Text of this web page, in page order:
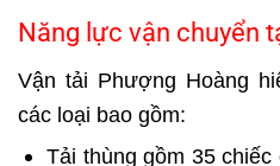
Năng lực vận chuyển
Vận tải Phượng Hoàng
các loại bao gồm:
Tải thùng gồm 35